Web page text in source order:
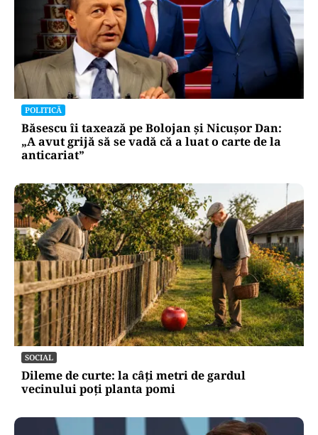
POLITICĂ
Băsescu îi taxează pe Bolojan și Nicușor Dan:
„A avut grijă să se vadă că a luat o carte de la
anticariat”
SOCIAL
Dileme de curte: la câți metri de gardul
vecinului poți planta pomi